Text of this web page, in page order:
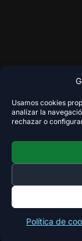
Usamos cookies
analizar la
rechazar o
Política de